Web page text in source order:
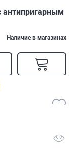
антипригарным
Наличие в магазинах